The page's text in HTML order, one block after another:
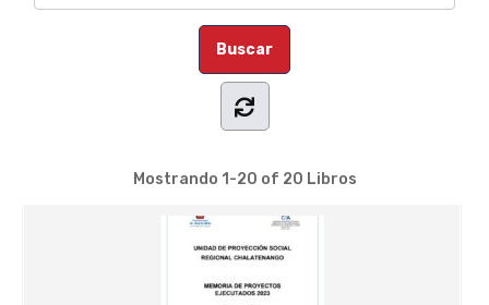
Mostrando 1-20 of 20 Libros